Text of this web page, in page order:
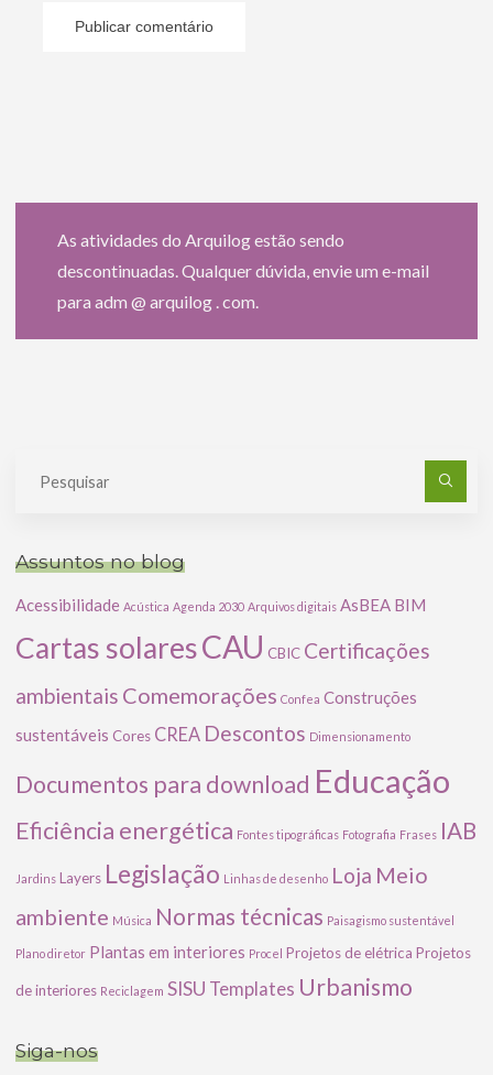
As atividades do Arquilog estão sendo
descontinuadas. Qualquer dúvida, envie um e-mail
para adm @ arquilog . com.
Assuntos no blog
Acessibilidade Acústica Agenda 2030 Arquivos digitais AsBEA BIM
Cartas solaresCAU CBIC Certificações
ambientais Comemorações Confea Construções
sustentáveis Cores CREA Descontos Dimensionamento
Documentos para download Educação
Eficiência energética Fontes tipográficas Fotografia Frases IAB
Jardins Layers Legislação Linhas de desenho Loja Meio
ambiente Música Normas técnicas Paisagismo sustentável
Plano diretor Plantas em interiores Procel Projetos de elétrica Projetos
de interiores Reciclagem SISU Templates Urbanismo
Siga-nos